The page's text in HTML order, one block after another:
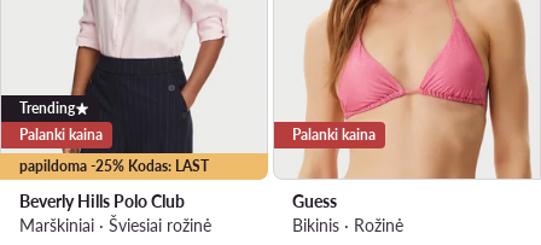
papildoma -25% Kodas: LAST
Trending
Palanki kaina
Beverly Hills Polo Club
Marškiniai · Šviesiai rožinė
Palanki kaina
Guess
Bikinis · Rožinė